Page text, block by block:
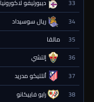
33 ديبورتيفو لاكورونيا
34 ريال سوسيداد
35 مالقا
36 إلتشي
37 أتلتيكو مدريد
38 رايو فاييكانو